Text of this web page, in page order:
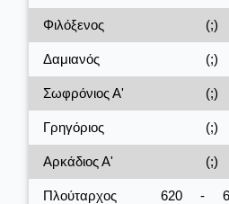
Φιλόξενος (;)
Δαμιανός (;)
Σωφρόνιος Α' (;)
Γρηγόριος (;)
Αρκάδιος Α' (;)
Πλούταρχος 620 -